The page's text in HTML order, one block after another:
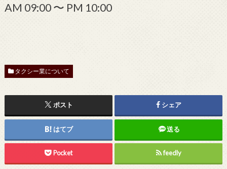
AM 09:00 〜 PM 10:00
タクシー業について
ポスト シェア
はてブ 送る
Pocket feedly